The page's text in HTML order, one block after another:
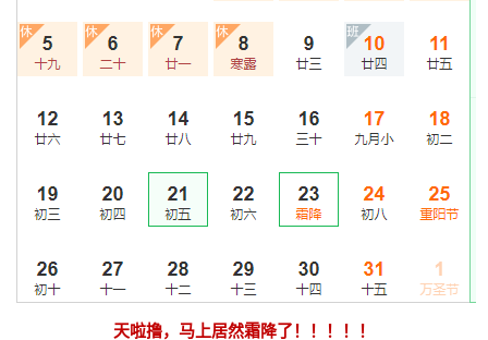
天啦撸，马上居然霜降了！！！！！